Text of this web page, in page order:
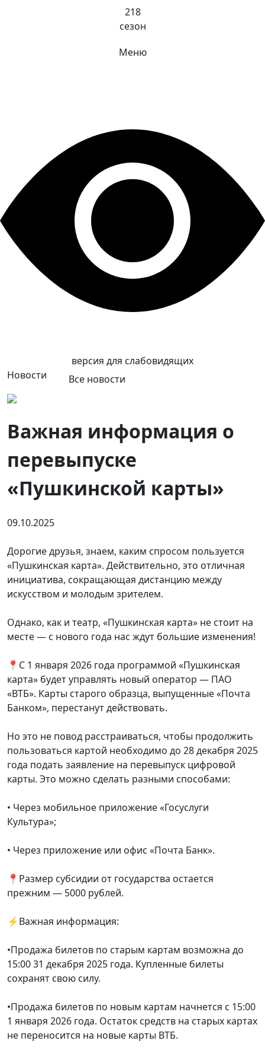
218
сезон
Меню
версия для слабовидящих
Новости
Все новости
Важная информация о
перевыпуске
«Пушкинской карты»
09.10.2025
Дорогие друзья, знаем, каким спросом пользуется
«Пушкинская карта». Действительно, это отличная
инициатива, сокращающая дистанцию между
искусством и молодым зрителем.
Однако, как и театр, «Пушкинская карта» не стоит на
месте — с нового года нас ждут большие изменения!
📍С 1 января 2026 года программой «Пушкинская
карта» будет управлять новый оператор — ПАО
«ВТБ». Карты старого образца, выпущенные «Почта
Банком», перестанут действовать.
Но это не повод расстраиваться, чтобы продолжить
пользоваться картой необходимо до 28 декабря 2025
года подать заявление на перевыпуск цифровой
карты. Это можно сделать разными способами:
• Через мобильное приложение «Госуслуги
Культура»;
• Через приложение или офис «Почта Банк».
📍Размер субсидии от государства остается
прежним — 5000 рублей.
⚡Важная информация:
•Продажа билетов по старым картам возможна до
15:00 31 декабря 2025 года. Купленные билеты
сохранят свою силу.
•Продажа билетов по новым картам начнется с 15:00
1 января 2026 года. Остаток средств на старых картах
не переносится на новые карты ВТБ.